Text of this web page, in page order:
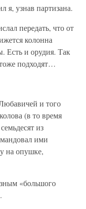
я, узнав партизана.
передать, что от
колонна
Есть и орудия. Так
подходят…
и того
(в то время
из
ими
на опушке,
«большого